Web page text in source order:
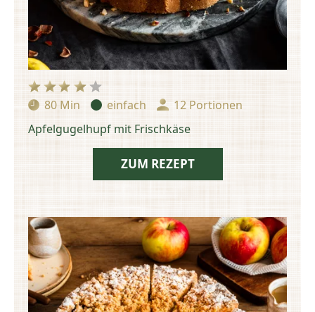
Zubereitungszeit:
80 Min Schwierigkeit:
einfach Portionen:
12 Portionen
Apfelgugelhupf mit Frischkäse
ZUM REZEPT